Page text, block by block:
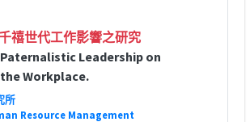
禧世代工作影響之研究
Leadership on
Workplace.
所
Resource Management